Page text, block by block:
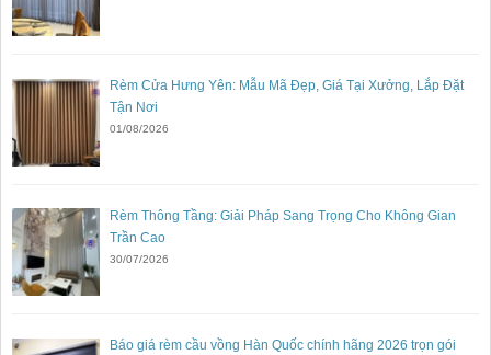
Rèm Cửa Hưng Yên: Mẫu Mã Đẹp, Giá Tại Xưởng, Lắp Đặt
Tận Nơi
01/08/2026
Rèm Thông Tầng: Giải Pháp Sang Trọng Cho Không Gian
Trần Cao
30/07/2026
Báo giá rèm cầu vồng Hàn Quốc chính hãng 2026 trọn gói